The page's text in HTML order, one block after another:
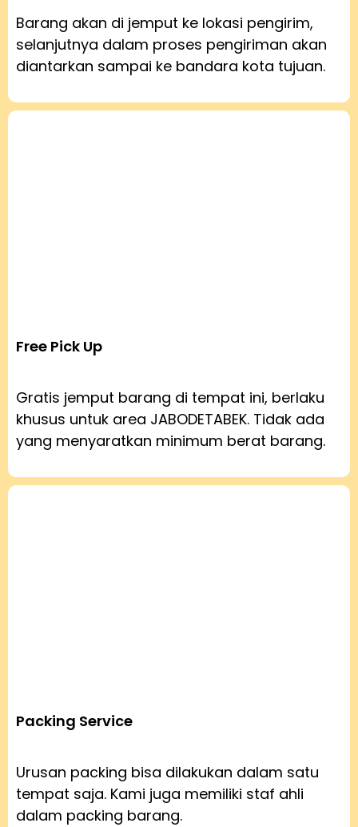
Barang akan di jemput ke lokasi pengirim,
selanjutnya dalam proses pengiriman akan
diantarkan sampai ke bandara kota tujuan.
Free Pick Up
Gratis jemput barang di tempat ini, berlaku
khusus untuk area JABODETABEK. Tidak ada
yang menyaratkan minimum berat barang.
Packing Service
Urusan packing bisa dilakukan dalam satu
tempat saja. Kami juga memiliki staf ahli
dalam packing barang.